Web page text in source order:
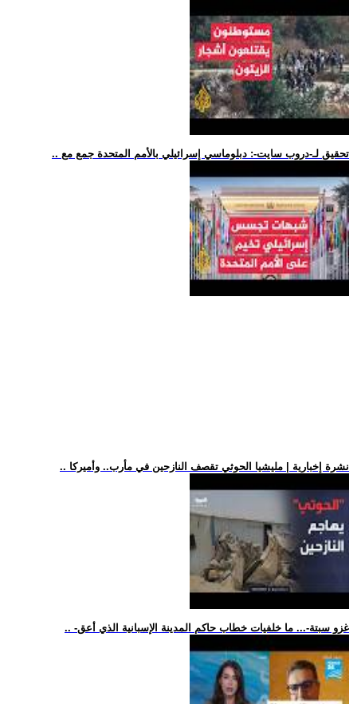
.. تحقيق لـ-دروب سايت-: دبلوماسي إسرائيلي بالأمم المتحدة جمع مع
.. نشرة إخبارية | مليشيا الحوثي تقصف النازحين في مأرب.. وأميركا
.. -غزو سبتة-... ما خلفيات خطاب حاكم المدينة الإسبانية الذي أعق